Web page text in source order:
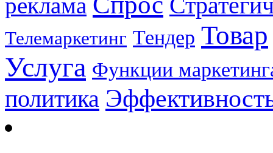
реклама
Телемаркетинг Тендер Товар
Услуга Функции
политика